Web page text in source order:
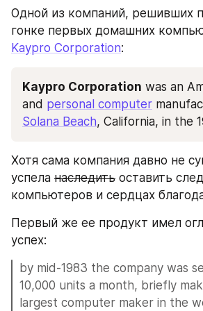
Одной из компаний, решивших
Kaypro Corporation:
Kaypro Corporation was an
and personal computer
Solana Beach, California, in the
Хотя сама компания давно не
успела наследить оставить
Первый же ее продукт имел
успех:
by mid-1983 the company was
10,000 units a month, briefly
largest computer maker in the